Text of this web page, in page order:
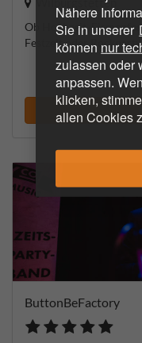
Nähere
Sie in unserer
können nur
zulassen oder
anpassen.
klicken,
allen Cookies
Ob Hochzeit,
Festzelt oder
ButtonBeFactory